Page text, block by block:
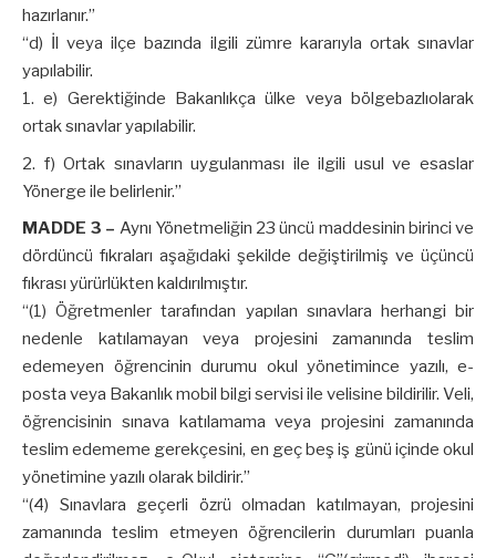
hazırlanır.”
“d) İl veya ilçe bazında ilgili zümre kararıyla ortak sınavlar
yapılabilir.
e) Gerektiğinde Bakanlıkça ülke veya bölgebazlıolarak
ortak sınavlar yapılabilir.
f) Ortak sınavların uygulanması ile ilgili usul ve esaslar
Yönerge ile belirlenir.”
MADDE 3 – Aynı Yönetmeliğin 23 üncü maddesinin birinci ve
dördüncü fıkraları aşağıdaki şekilde değiştirilmiş ve üçüncü
fıkrası yürürlükten kaldırılmıştır.
“(1) Öğretmenler tarafından yapılan sınavlara herhangi bir
nedenle katılamayan veya projesini zamanında teslim
edemeyen öğrencinin durumu okul yönetimince yazılı, e-
posta veya Bakanlık mobil bilgi servisi ile velisine bildirilir. Veli,
öğrencisinin sınava katılamama veya projesini zamanında
teslim edememe gerekçesini, en geç beş iş günü içinde okul
yönetimine yazılı olarak bildirir.”
“(4) Sınavlara geçerli özrü olmadan katılmayan, projesini
zamanında teslim etmeyen öğrencilerin durumları puanla